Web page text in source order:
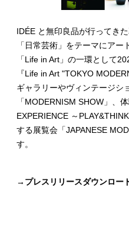
IDÉE と無印良品が行ってき
「日常芸術」をテーマにア
「Life in Art」の一環として
『Life in Art "TOKYO
ギャラリーやヴィンテージシ
「MODERNISM SHOW」、
EXPERIENCE ～
する展覧会「JAPANESE
す。
→ プレスリリースダウンロー